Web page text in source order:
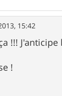
15:42
!!!
!